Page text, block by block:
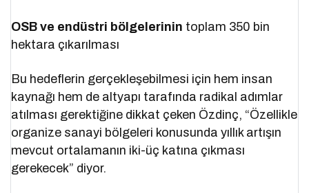
OSB ve endüstri bölgelerinin toplam 350 bin
hektara çıkarılması
Bu hedeflerin gerçekleşebilmesi için hem insan
kaynağı hem de altyapı tarafında radikal adımlar
atılması gerektiğine dikkat çeken Özdinç, “Özellikle
organize sanayi bölgeleri konusunda yıllık artışın
mevcut ortalamanın iki-üç katına çıkması
gerekecek” diyor.